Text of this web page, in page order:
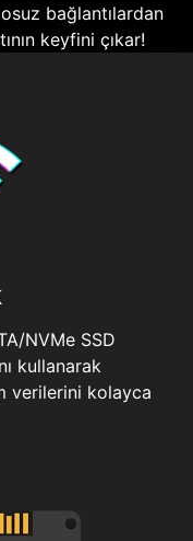
bağlantılardan
keyfini çıkar!
NVMe SSD
kullanarak
verilerini kolayca